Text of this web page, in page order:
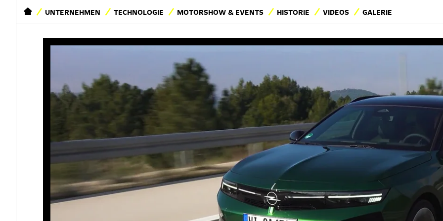
STARTSEITEUNTERNEHMEN TECHNOLOGIE MOTORSHOW & EVENTS HISTORIE VIDEOS GALERIE